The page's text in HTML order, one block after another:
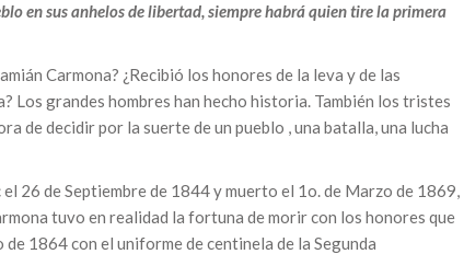
en sus anhelos de libertad, siempre habrá quien tire la primera
Carmona? ¿Recibió los honores de la leva y de las
Los grandes hombres han hecho historia. También los tristes
de decidir por la suerte de un pueblo , una batalla, una lucha
26 de Septiembre de 1844 y muerto el 1o. de Marzo de 1869,
tuvo en realidad la fortuna de morir con los honores que
1864 con el uniforme de centinela de la Segunda